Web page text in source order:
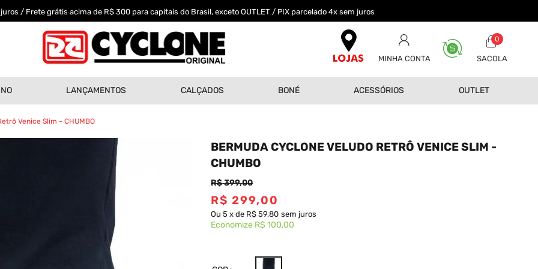
/ Frete grátis acima de R$ 300 para capitais do Brasil, exceto OUTLET / PIX parcelado 4x sem juros
MINHA CONTA
0
LANÇAMENTOS CALÇADOS BONÉ ACESSÓRIOS OUTLET
Venice Slim - CHUMBO
BERMUDA CYCLONE VELUDO RETRÔ VENICE SLIM -
CHUMBO
R$399,00
R$ 299,00
Ou5 x de R$ 59,80 sem juros
Economize R$ 100,00